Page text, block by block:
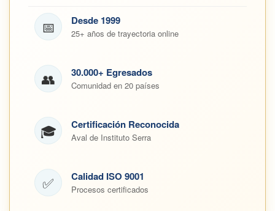
📅 Desde 1999
25+ años de trayectoria online
👥 30.000+ Egresados
Comunidad en 20 países
🎓 Certificación Reconocida
Aval de Instituto Serra
✅ Calidad ISO 9001
Procesos certificados